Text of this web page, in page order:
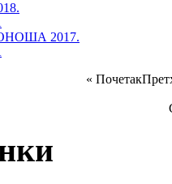
2017.
« Почетак